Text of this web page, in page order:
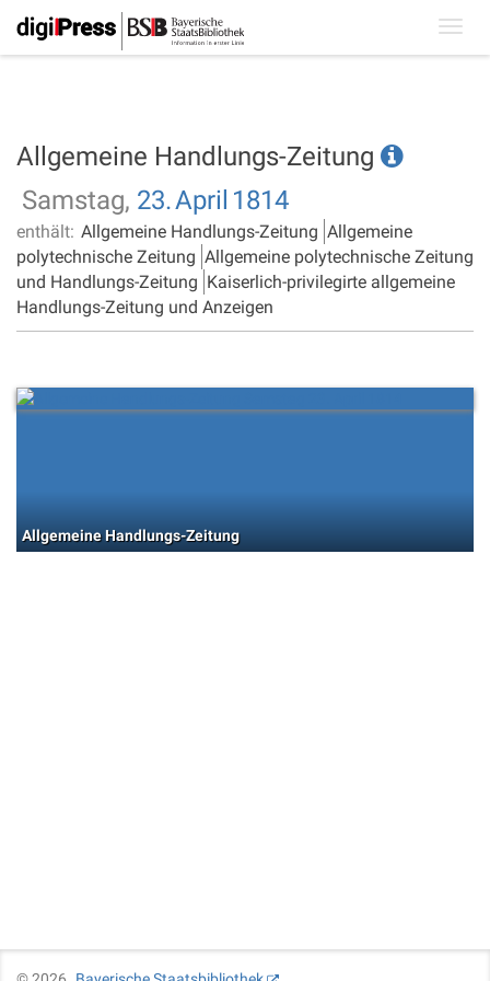
Allgemeine Handlungs-Zeitung
Samstag, 23.April 1814
enthält: Allgemeine Handlungs-Zeitung Allgemeine
polytechnische Zeitung Allgemeine polytechnische Zeitung
und Handlungs-Zeitung Kaiserlich-privilegirte allgemeine
Handlungs-Zeitung und Anzeigen
Allgemeine Handlungs-Zeitung